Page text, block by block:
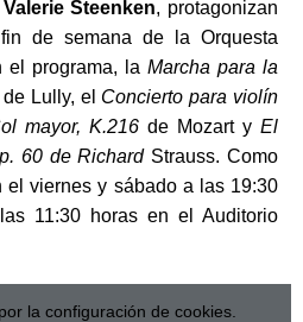
Valerie Steenken, protagonizan
de semana de la Orquesta
el programa, laMarcha para la
de Lully, el Concierto para violín
mayor, K.216 de Mozart y El
60 de RichardStrauss. Como
el viernes y sábado a las 19:30
11:30 horas en el Auditorio
la configuración de cookies.